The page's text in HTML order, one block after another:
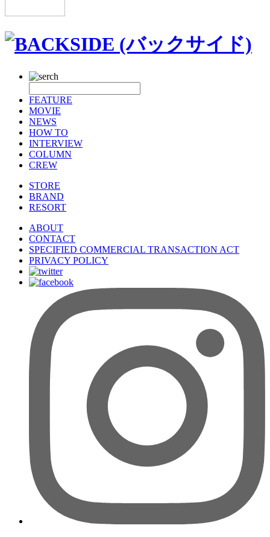
FEATURE
MOVIE
NEWS
HOW TO
INTERVIEW
COLUMN
CREW
STORE
BRAND
RESORT
ABOUT
CONTACT
SPECIFIED COMMERCIAL TRANSACTION ACT
PRIVACY POLICY